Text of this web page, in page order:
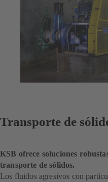
Transporte de
KSB ofrece soluciones
transporte de sólidos.
Los fluidos agresivos con